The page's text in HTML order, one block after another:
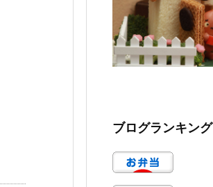
ブログランキング